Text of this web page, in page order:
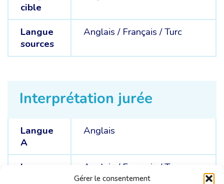
Gérer le consentement
cible
Langue
sources
Anglais / Français /Turc
Interprétation jurée
Langue
A
Anglais
Langues
Anglais / Français /Turc